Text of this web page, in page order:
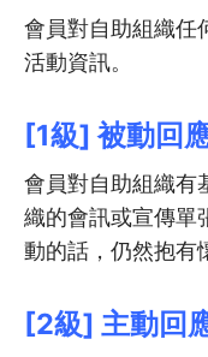
會員對自助組織任
活動資訊。
[1級] 被動回
會員對自助組織有
織的會訊或宣傳單
動的話，仍然抱有
[2級] 主動回